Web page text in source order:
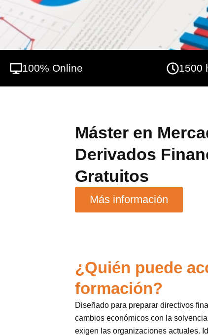
fundamental para traders e
mercados financieros.
100% Online 1500
Máster en
Derivados
Gratuitos
Más información
¿Quién puede
formación?
Diseñado para preparar directivos
cambios económicos con la
exigen las organizaciones actuales.